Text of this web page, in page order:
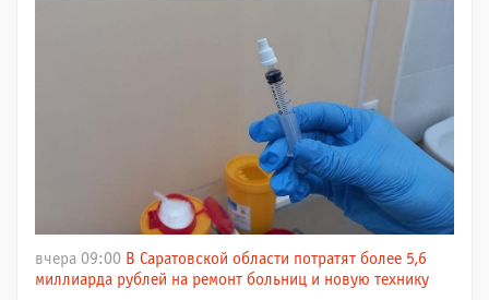
вчера 09:00 В Саратовской области потратят более 5,6
миллиарда рублей на ремонт больниц и новую технику